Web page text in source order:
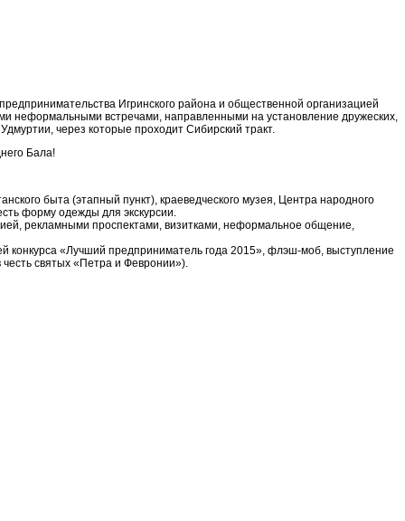
Игринского района и общественной организацией
неформальными встречами, направленными на установление дружеских,
через которые проходит Сибирский тракт.
Бала!
быта (этапный пункт), краеведческого музея, Центра народного
форму одежды для экскурсии.
рекламными проспектами, визитками, неформальное общение,
конкурса «Лучший предприниматель года 2015», флэш-моб, выступление
честь святых «Петра и Февронии»).